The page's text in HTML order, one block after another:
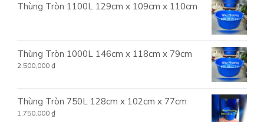
Thùng Tròn 1100L 129cm x 109cm x 110cm
Thùng Tròn 1000L 146cm x 118cm x 79cm
2,500,000 ₫
Thùng Tròn 750L 128cm x 102cm x 77cm
1,750,000 ₫